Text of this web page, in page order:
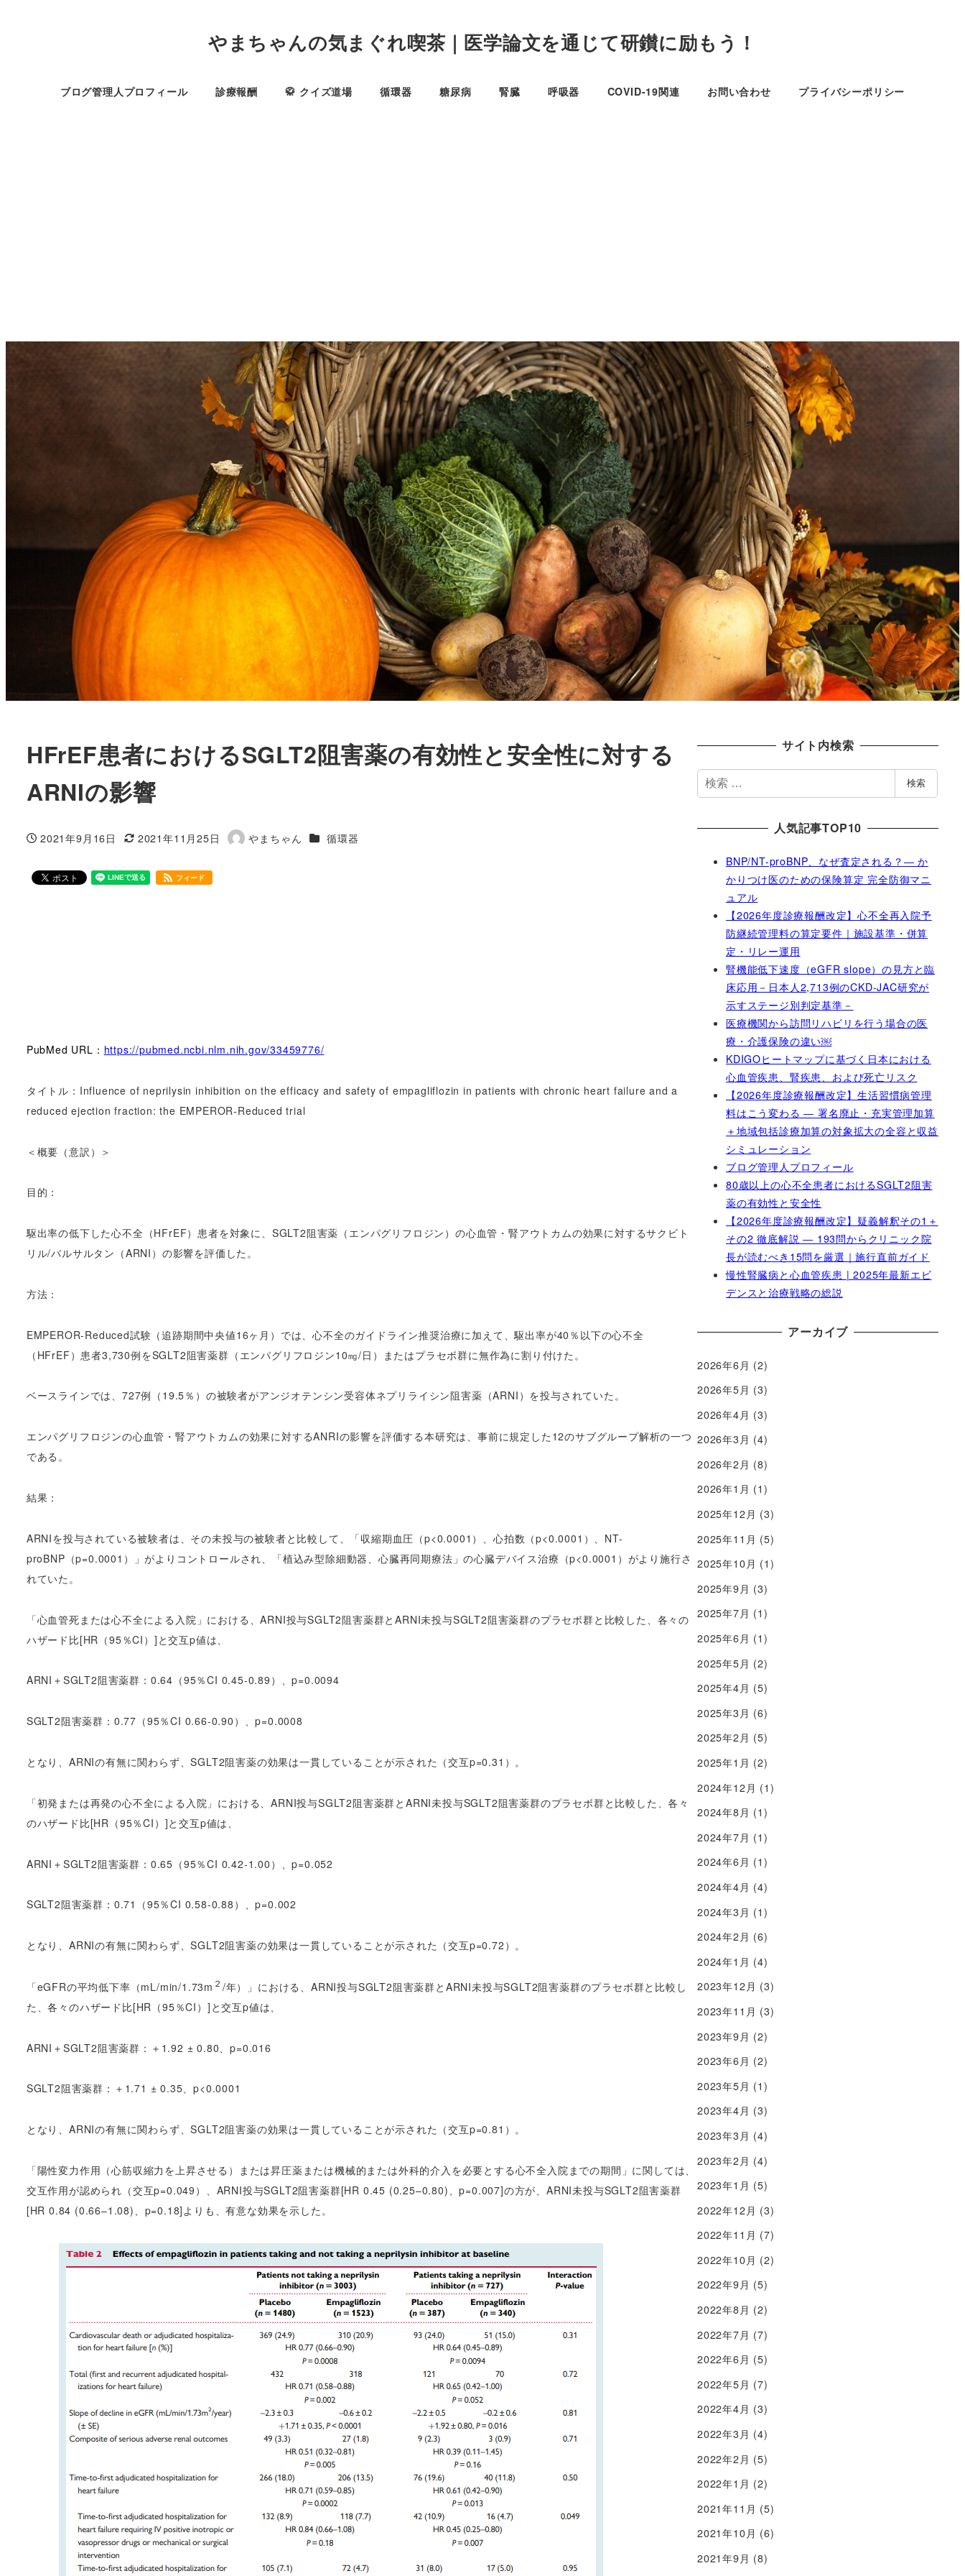
やまちゃんの気まぐれ喫茶｜医学論文を通じて研鑚に励もう！
ブログ管理人プロフィール 診療報酬 🥋 クイズ道場 循環器 糖尿病 腎臓 呼吸器 COVID-19関連 お問い合わせ プライバシーポリシー
HFrEF患者におけるSGLT2阻害薬の有効性と安全性に対する
ARNIの影響
投稿日
2021年9月16日
更新日
2021年11月25日
著
やまちゃん カテゴリー
循環器
フィード
PubMed URL： https://pubmed.ncbi.nlm.nih.gov/33459776/
タイトル：Influence of neprilysin inhibition on the efficacy and safety of empagliflozin in patients with chronic heart failure and a
reduced ejection fraction: the EMPEROR-Reduced trial
＜概要（意訳）＞
目的：
駆出率の低下した心不全（HFrEF）患者を対象に、SGLT2阻害薬（エンパグリフロジン）の心血管・腎アウトカムの効果に対するサクビト
リル/バルサルタン（ARNI）の影響を評価した。
方法：
EMPEROR-Reduced試験（追跡期間中央値16ヶ月）では、心不全のガイドライン推奨治療に加えて、駆出率が40％以下の心不全
（HFrEF）患者3,730例をSGLT2阻害薬群（エンパグリフロジン10㎎/日）またはプラセボ群に無作為に割り付けた。
ベースラインでは、727例（19.5％）の被験者がアンジオテンシン受容体ネプリライシン阻害薬（ARNI）を投与されていた。
エンパグリフロジンの心血管・腎アウトカムの効果に対するANRIの影響を評価する本研究は、事前に規定した12のサブグループ解析の一つ
である。
結果：
ARNIを投与されている被験者は、その未投与の被験者と比較して、「収縮期血圧（p<0.0001）、心拍数（p<0.0001）、NT-
proBNP（p=0.0001）」がよりコントロールされ、「植込み型除細動器、心臓再同期療法」の心臓デバイス治療（p<0.0001）がより施行さ
れていた。
「心血管死または心不全による入院」における、ARNI投与SGLT2阻害薬群とARNI未投与SGLT2阻害薬群のプラセボ群と比較した、各々の
ハザード比[HR（95％CI）]と交互p値は、
ARNI＋SGLT2阻害薬群：0.64（95％CI 0.45-0.89）、p=0.0094
SGLT2阻害薬群：0.77（95％CI 0.66-0.90）、p=0.0008
となり、ARNIの有無に関わらず、SGLT2阻害薬の効果は一貫していることが示された（交互p=0.31）。
「初発または再発の心不全による入院」における、ARNI投与SGLT2阻害薬群とARNI未投与SGLT2阻害薬群のプラセボ群と比較した、各々
のハザード比[HR（95％CI）]と交互p値は、
ARNI＋SGLT2阻害薬群：0.65（95％CI 0.42-1.00）、p=0.052
SGLT2阻害薬群：0.71（95％CI 0.58-0.88）、p=0.002
となり、ARNIの有無に関わらず、SGLT2阻害薬の効果は一貫していることが示された（交互p=0.72）。
「eGFRの平均低下率（mL/min/1.73m ２ /年）」における、ARNI投与SGLT2阻害薬群とARNI未投与SGLT2阻害薬群のプラセボ群と比較し
た、各々のハザード比[HR（95％CI）]と交互p値は、
ARNI＋SGLT2阻害薬群：＋1.92 ± 0.80、p=0.016
SGLT2阻害薬群：＋1.71 ± 0.35、p<0.0001
となり、ARNIの有無に関わらず、SGLT2阻害薬の効果は一貫していることが示された（交互p=0.81）。
「陽性変力作用（心筋収縮力を上昇させる）または昇圧薬または機械的または外科的介入を必要とする心不全入院までの期間」に関しては、
交互作用が認められ（交互p=0.049）、ARNI投与SGLT2阻害薬群[HR 0.45 (0.25–0.80)、p=0.007]の方が、ARNI未投与SGLT2阻害薬群
[HR 0.84 (0.66–1.08)、p=0.18]よりも、有意な効果を示した。
サイト内検索
検
索
検索
人気記事TOP10
BNP/NT-proBNP、なぜ査定される？― か
かりつけ医のための保険算定 完全防御マニ
ュアル
【2026年度診療報酬改定】心不全再入院予
防継続管理料の算定要件｜施設基準・併算
定・リレー運用
腎機能低下速度（eGFR slope）の見方と臨
床応用－日本人2,713例のCKD-JAC研究が
示すステージ別判定基準－
医療機関から訪問リハビリを行う場合の医
療・介護保険の違い￼
KDIGOヒートマップに基づく日本における
心血管疾患、腎疾患、および死亡リスク
【2026年度診療報酬改定】生活習慣病管理
料はこう変わる ― 署名廃止・充実管理加算
＋地域包括診療加算の対象拡大の全容と収益
シミュレーション
ブログ管理人プロフィール
80歳以上の心不全患者におけるSGLT2阻害
薬の有効性と安全性
【2026年度診療報酬改定】疑義解釈その1＋
その2 徹底解説 ― 193問からクリニック院
長が読むべき15問を厳選｜施行直前ガイド
慢性腎臓病と心血管疾患 | 2025年最新エビ
デンスと治療戦略の総説
アーカイブ
2026年6月 (2)
2026年5月 (3)
2026年4月 (3)
2026年3月 (4)
2026年2月 (8)
2026年1月 (1)
2025年12月 (3)
2025年11月 (5)
2025年10月 (1)
2025年9月 (3)
2025年7月 (1)
2025年6月 (1)
2025年5月 (2)
2025年4月 (5)
2025年3月 (6)
2025年2月 (5)
2025年1月 (2)
2024年12月 (1)
2024年8月 (1)
2024年7月 (1)
2024年6月 (1)
2024年4月 (4)
2024年3月 (1)
2024年2月 (6)
2024年1月 (4)
2023年12月 (3)
2023年11月 (3)
2023年9月 (2)
2023年6月 (2)
2023年5月 (1)
2023年4月 (3)
2023年3月 (4)
2023年2月 (4)
2023年1月 (5)
2022年12月 (3)
2022年11月 (7)
2022年10月 (2)
2022年9月 (5)
2022年8月 (2)
2022年7月 (7)
2022年6月 (5)
2022年5月 (7)
2022年4月 (3)
2022年3月 (4)
2022年2月 (5)
2022年1月 (2)
2021年11月 (5)
2021年10月 (6)
2021年9月 (8)